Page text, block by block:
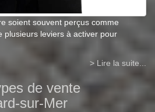
soient souvent perçus comme
plusieurs leviers à activer pour
> Lire la suite...
de vente
sur-Mer